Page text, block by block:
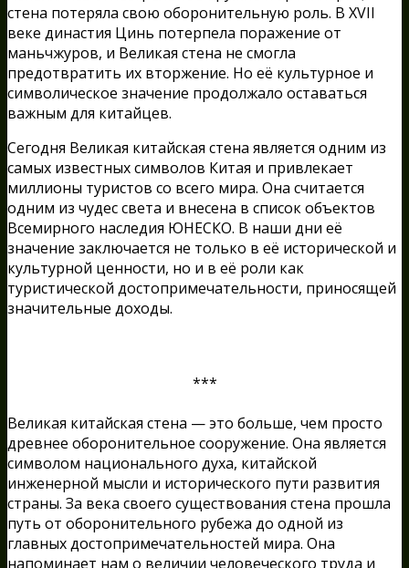
стена потеряла свою оборонительную роль. В XVII
веке династия Цинь потерпела поражение от
маньчжуров, и Великая стена не смогла
предотвратить их вторжение. Но её культурное и
символическое значение продолжало оставаться
важным для китайцев.
Сегодня Великая китайская стена является одним из
самых известных символов Китая и привлекает
миллионы туристов со всего мира. Она считается
одним из чудес света и внесена в список объектов
Всемирного наследия ЮНЕСКО. В наши дни её
значение заключается не только в её исторической и
культурной ценности, но и в её роли как
туристической достопримечательности, приносящей
значительные доходы.
***
Великая китайская стена — это больше, чем просто
древнее оборонительное сооружение. Она является
символом национального духа, китайской
инженерной мысли и исторического пути развития
страны. За века своего существования стена прошла
путь от оборонительного рубежа до одной из
главных достопримечательностей мира. Она
напоминает нам о величии человеческого труда и